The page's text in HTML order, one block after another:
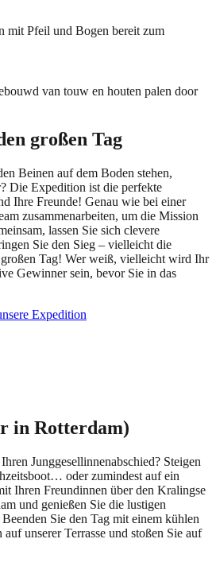
großen Tag
Beinen auf dem Boden stehen,
Die Expedition ist die perfekte
Ihre Freunde! Genau wie bei einer
zusammenarbeiten, um die Mission
lassen Sie sich clevere
Sie den Sieg – vielleicht die
Tag! Wer weiß, vielleicht wird Ihr
Gewinner sein, bevor Sie in das
Expedition
in Rotterdam)
Junggesellinnenabschied? Steigen
oder zumindest auf ein
Ihren Freundinnen über den Kralingse
und genießen Sie die lustigen
Sie den Tag mit einem kühlen
unserer Terrasse und stoßen Sie auf